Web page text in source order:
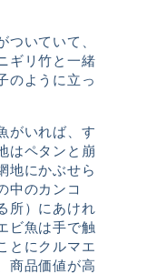
ついていて、
ギリ竹と一緒
のように立っ
がいれば、す
はペタンと崩
地にかぶせら
中のカンコ
所）にあけれ
ビ魚は手で触
とにクルマエ
商品価値が高